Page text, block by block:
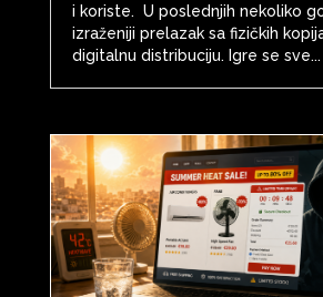
i koriste. U poslednjih nekoliko
izraženiji prelazak sa fizičkih
digitalnu distribuciju. Igre se sve...